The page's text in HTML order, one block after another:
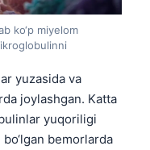
ko‘p miyelom
yuzasida va
joylashgan. Katta
yuqoriligi
bemorlarda